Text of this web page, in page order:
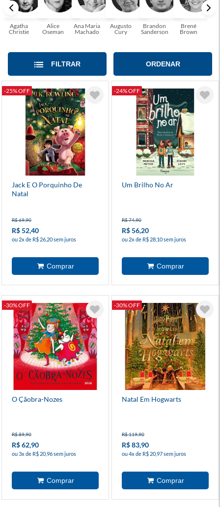
sua! Tenha certeza, temos o livro perfeito para você!
Agatha
Christie
Alice
Oseman
Ana Maria
Machado
Augusto
Cury
Brandon
Sanderson
Brené
Brown
FILTRAR ORDENAR
-25% OFF
Jack E O Porquinho De
Natal
R$ 69,90
R$ 52,40
ou 2x de R$ 26,20 sem juros
-24% OFF
Um Brilho No Ar
R$ 74,90
R$ 56,20
ou 2x de R$ 28,10 sem juros
-30% OFF
O Çãobra-Nozes
R$ 89,90
R$ 62,90
ou 3x de R$ 20,96 sem juros
-30% OFF
Natal Em Hogwarts
R$ 119,90
R$ 83,90
ou 4x de R$ 20,97 sem juros